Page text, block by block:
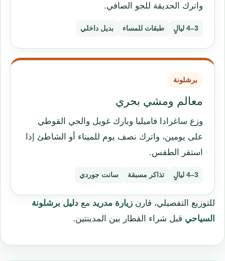
واترك الحديقة للجو الصافي.
3–4 ليالٍ طبقات للمساء بديل داخلي
برشلونة
معالم ومشي بحري
وزع ساغرادا فاميليا وبارك غويل والحي القوطي
على يومين، واترك نصف يوم للميناء أو الشاطئ إذا
استقر الطقس.
3–4 ليالٍ تذاكر مسبقة سانت جوردي
للتوزيع التفصيلي، قارن زيارة مدريد مع دليل برشلونة
السياحي قبل شراء القطار بين المدينتين.